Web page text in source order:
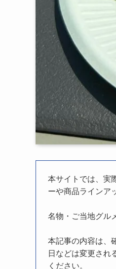
本サイトでは、実
ーや商品ラインア
名物・ご当地グル
本記事の内容は、
日などは変更され
ください。